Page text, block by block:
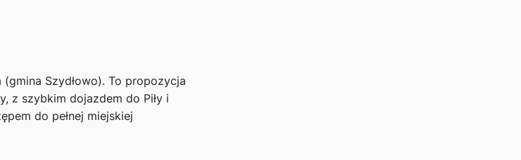
(gmina Szydłowo). To propozycja
z szybkim dojazdem do Piły i
do pełnej miejskiej